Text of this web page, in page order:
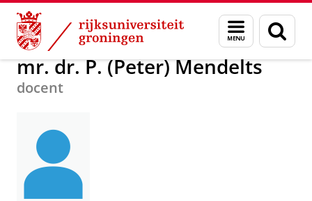
Skip
Content
Skip
Navigation
Menu
en
zoeken
Over ons mr. dr. P. (Peter) Mendelts
mr. dr. P. (Peter) Mendelts
docent